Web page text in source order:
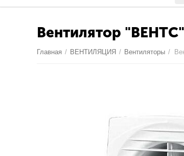
Вентилятор
Главная / ВЕНТИЛЯЦИЯ / Вентиляторы /